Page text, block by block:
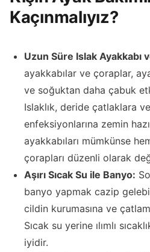
Kaçınmalıyız?
Uzun Süre Islak Ayakkabı
ayakkabılar ve çoraplar,
ve soğuktan daha çabuk
Islaklık, deride çatlaklara
enfeksiyonlarına zemin
ayakkabıları mümkünse
çorapları düzenli olarak
Aşırı Sıcak Su ile Banyo:
banyo yapmak cazip
cildin kurumasına ve
Sıcak su yerine ılımlı
iyidir.